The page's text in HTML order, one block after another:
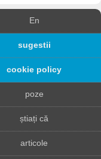
En
sugestii
cookie policy
poze
știați că
articole